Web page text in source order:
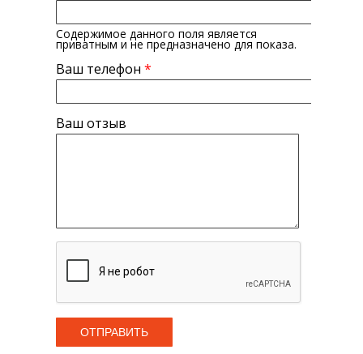
Содержимое данного поля является
приватным и не предназначено для показа.
Ваш телефон *
Ваш отзыв